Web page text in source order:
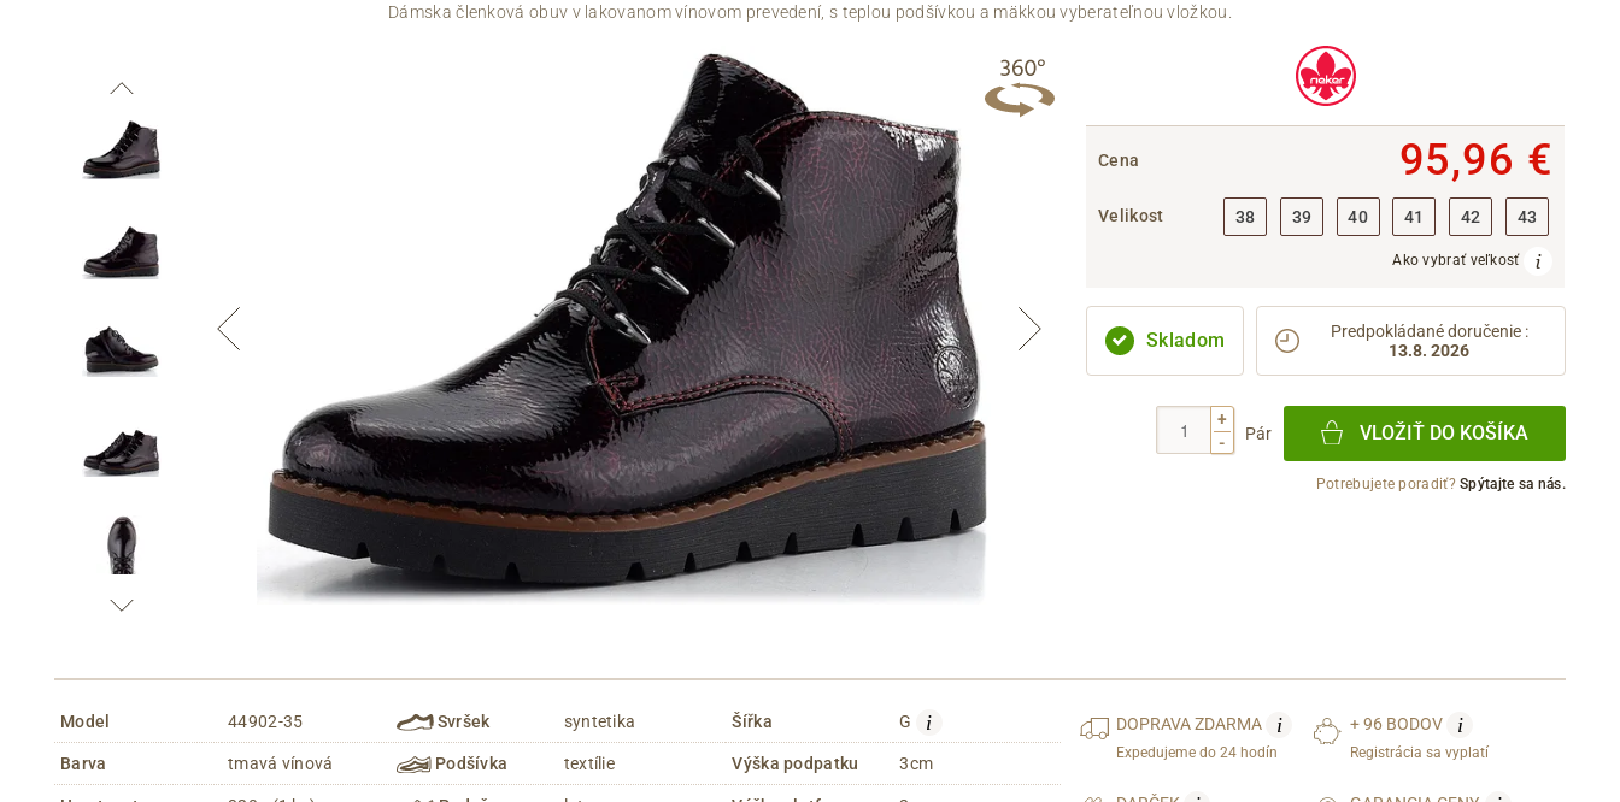
Cez Facebook
Cez Google
Dámska členková obuv v lakovanom vínovom prevedení, s teplou podšívkou a mäkkou vyberateľnou vložkou.
Cena 95,96 €
Velikost 38 39 40 41 42 43
Ako vybrať veľkosť
Skladom Predpokládané doručenie :
13.8. 2026
+
-
Pár VLOŽIŤ DO KOŠÍKA
Potrebujete poradiť?Spýtajte sa nás.
Model 44902-35
Barva tmavá vínová
Svršek syntetika
Podšívka textílie
Šířka G i
Výška podpatku 3cm
DOPRAVAZDARMA i
Expedujeme do 24 hodín
+ 96 BODOV i
Registrácia sa vyplatí